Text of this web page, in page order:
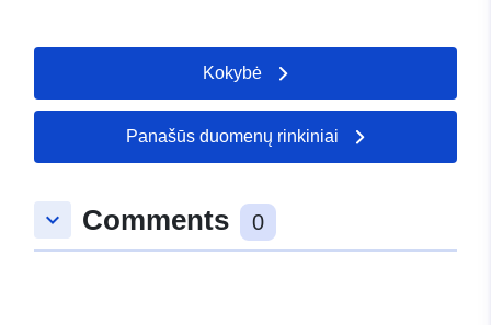
Kokybė
Panašūs duomenų rinkiniai
keyboard_arrow_down Comments 0